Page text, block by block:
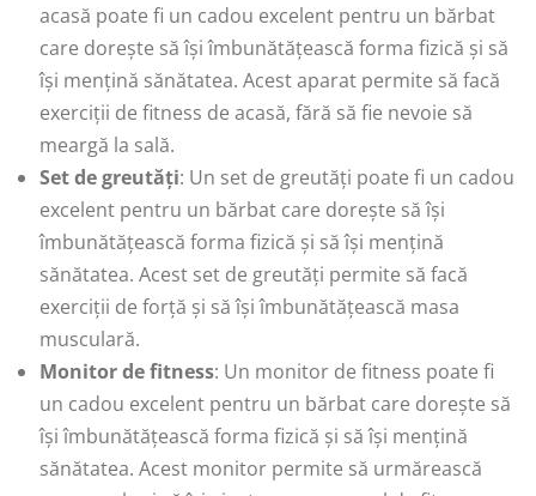
acasă poate fi un cadou excelent pentru un bărbat
care dorește să își îmbunătățească forma fizică și să
își mențină sănătatea. Acest aparat permite să facă
exerciții de fitness de acasă, fără să fie nevoie să
meargă la sală.
Set de greutăți: Un set de greutăți poate fi un cadou
excelent pentru un bărbat care dorește să își
îmbunătățească forma fizică și să își mențină
sănătatea. Acest set de greutăți permite să facă
exerciții de forță și să își îmbunătățească masa
musculară.
Monitor de fitness: Un monitor de fitness poate fi
un cadou excelent pentru un bărbat care dorește să
își îmbunătățească forma fizică și să își mențină
sănătatea. Acest monitor permite să urmărească